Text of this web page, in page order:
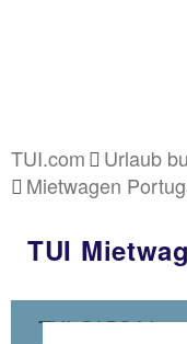
TUI.com Urlaub
Mietwagen
TUI